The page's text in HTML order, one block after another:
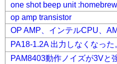
one shot beep unit :homebrew
op amp transistor
OP AMP、インテルCPU、
PA18-1.2A 出力しなくなっ
PAM8403動作ノイズが3Vと